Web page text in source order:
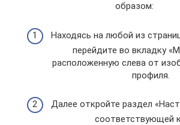
образом:
Находясь на любой из
перейдите во вкладку
расположенную слева от
профиля.
Далее откройте раздел
соответствующей